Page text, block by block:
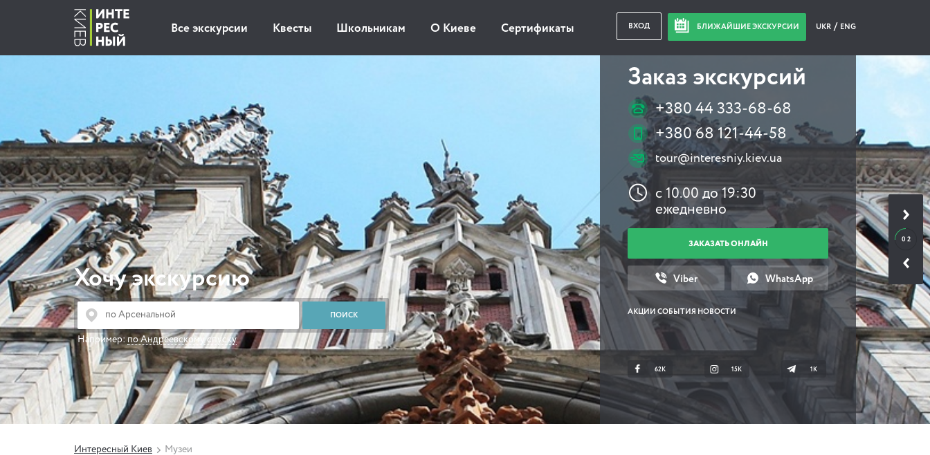
Все экскурсии Квесты Школьникам О Киеве Сертификаты ВХОД БЛИЖАЙШИЕ ЭКСКУРСИИ UKR ENG
0 2
Хочу экскурсию
Например: по Андреевскому спуску
Заказ экскурсий
+380 44 333-68-68
+380 68 121-44-58
tour@interesniy.kiev.ua
с 10.00 до 19:30
ежедневно
ЗАКАЗАТЬ ОНЛАЙН
Viber WhatsApp
АКЦИИ СОБЫТИЯ НОВОСТИ
62K 15K 1К
Интересный Киев Музеи